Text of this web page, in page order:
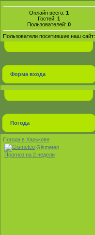
Онлайн всего: 1
Гостей: 1
Пользователей: 0
Пользователи посетившие наш сайт:
Форма входа
Погода
Погода в Харькове
Gismeteo
Прогноз на 2 недели